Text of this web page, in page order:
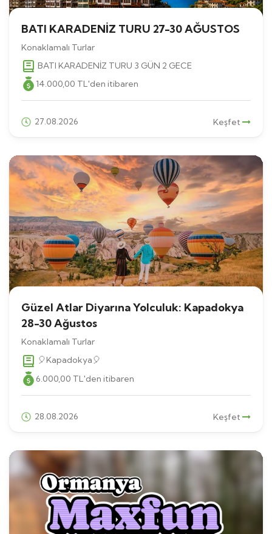
BATI KARADENİZ TURU 27-30 AĞUSTOS
Konaklamalı Turlar
BATI KARADENİZ TURU 3 GÜN 2 GECE
14.000,00 TL'den itibaren
27.08.2026 Keşfet
Güzel Atlar Diyarına Yolculuk: Kapadokya
28-30 Ağustos
Konaklamalı Turlar
🎈Kapadokya🎈
6.000,00 TL'den itibaren
28.08.2026 Keşfet